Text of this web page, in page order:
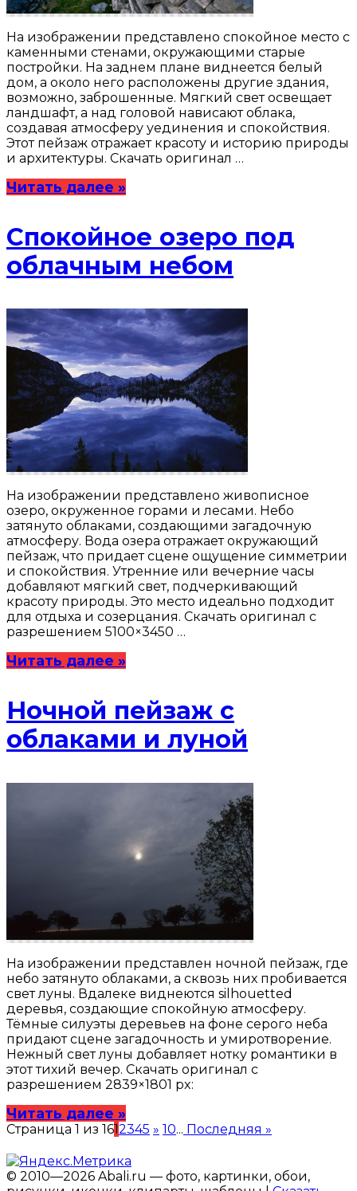
На изображении представлено спокойное место с
каменными стенами, окружающими старые
постройки. На заднем плане виднеется белый
дом, а около него расположены другие здания,
возможно, заброшенные. Мягкий свет освещает
ландшафт, а над головой нависают облака,
создавая атмосферу уединения и спокойствия.
Этот пейзаж отражает красоту и историю природы
и архитектуры. Скачать оригинал …
Читать далее »
Спокойное озеро под
облачным небом
На изображении представлено живописное
озеро, окруженное горами и лесами. Небо
затянуто облаками, создающими загадочную
атмосферу. Вода озера отражает окружающий
пейзаж, что придает сцене ощущение симметрии
и спокойствия. Утренние или вечерние часы
добавляют мягкий свет, подчеркивающий
красоту природы. Это место идеально подходит
для отдыха и созерцания. Скачать оригинал с
разрешением 5100×3450 …
Читать далее »
Ночной пейзаж с
облаками и луной
На изображении представлен ночной пейзаж, где
небо затянуто облаками, а сквозь них пробивается
свет луны. Вдалеке виднеются silhouetted
деревья, создающие спокойную атмосферу.
Тёмные силуэты деревьев на фоне серого неба
придают сцене загадочность и умиротворение.
Нежный свет луны добавляет нотку романтики в
этот тихий вечер. Скачать оригинал с
разрешением 2839×1801 px:
Читать далее »
Страница 1 из 1612345 » 10... Последняя »
© 2010—2026 Abali.ru — фото, картинки, обои,